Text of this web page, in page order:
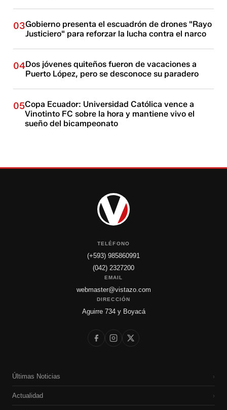
03Gobierno presenta el escuadrón de drones "Rayo
Justiciero" para reforzar la lucha contra el narco
04Dos jóvenes quiteños fueron de vacaciones a
Puerto López, pero se desconoce su paradero
05Copa Ecuador: Universidad Católica vence a
Vinotinto FC sobre la hora y mantiene vivo el
sueño del bicampeonato
TELÉFONO
(+593) 985860991
(042) 2327200
EMAIL
webmaster@vistazo.com
DIRECCIÓN
Aguirre 734 y Boyacá
Últimas Noticias ›
Actualidad ›